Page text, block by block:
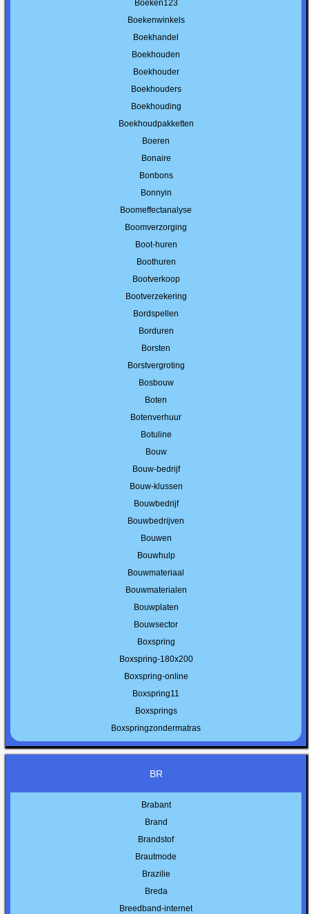
Boeken123
Boekenwinkels
Boekhandel
Boekhouden
Boekhouder
Boekhouders
Boekhouding
Boekhoudpakketten
Boeren
Bonaire
Bonbons
Bonnyin
Boomeffectanalyse
Boomverzorging
Boot-huren
Boothuren
Bootverkoop
Bootverzekering
Bordspellen
Borduren
Borsten
Borstvergroting
Bosbouw
Boten
Botenverhuur
Botuline
Bouw
Bouw-bedrijf
Bouw-klussen
Bouwbedrijf
Bouwbedrijven
Bouwen
Bouwhulp
Bouwmateriaal
Bouwmaterialen
Bouwplaten
Bouwsector
Boxspring
Boxspring-180x200
Boxspring-online
Boxspring11
Boxsprings
Boxspringzondermatras
BR
Brabant
Brand
Brandstof
Brautmode
Brazilie
Breda
Breedband-internet